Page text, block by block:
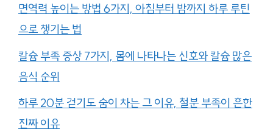
면역력 높이는 방법 6가지, 아침부터 밤까지 하루 루틴
으로 챙기는 법
칼슘 부족 증상 7가지, 몸에 나타나는 신호와 칼슘 많은
음식 순위
하루 20분 걷기도 숨이 차는 그 이유, 철분 부족이 흔한
진짜 이유